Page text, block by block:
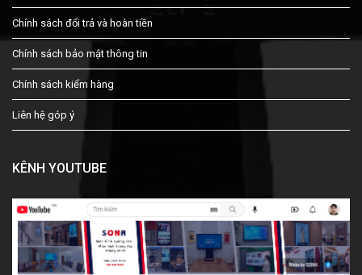
Chính sách đổi trả và hoàn tiền
Chính sách bảo mật thông tin
Chính sách kiểm hàng
Liên hệ góp ý
KÊNH YOUTUBE